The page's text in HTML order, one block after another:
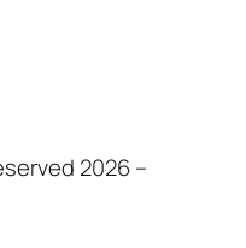
2026 –